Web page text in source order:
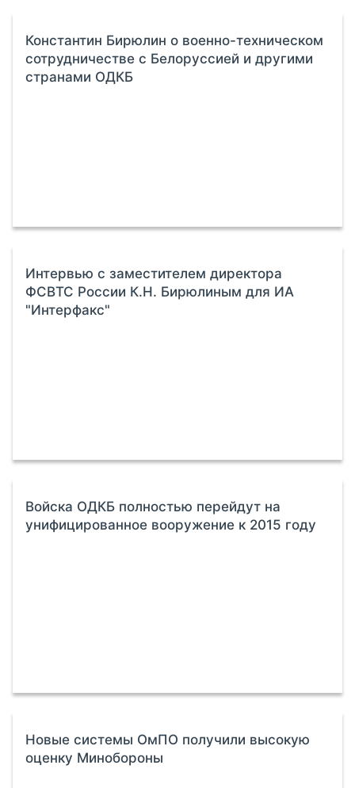
Константин Бирюлин о военно-техническом
сотрудничестве с Белоруссией и другими
странами ОДКБ
Интервью с заместителем директора
ФСВТС России К.Н. Бирюлиным для ИА
"Интерфакс"
Войска ОДКБ полностью перейдут на
унифицированное вооружение к 2015 году
Новые системы ОмПО получили высокую
оценку Минобороны